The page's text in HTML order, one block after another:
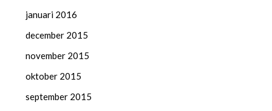
januari 2016
december 2015
november 2015
oktober 2015
september 2015